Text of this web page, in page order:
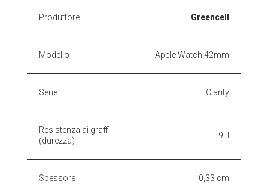
Produttore Greencell
Modello Apple Watch 42mm
Serie Clarity
Resistenza ai graffi
(durezza)
9H
Spessore 0,33 cm